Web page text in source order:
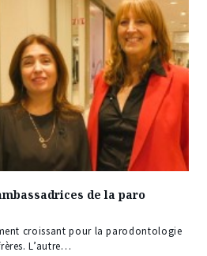
de la paro
croissant pour la parodontologie
L’autre…